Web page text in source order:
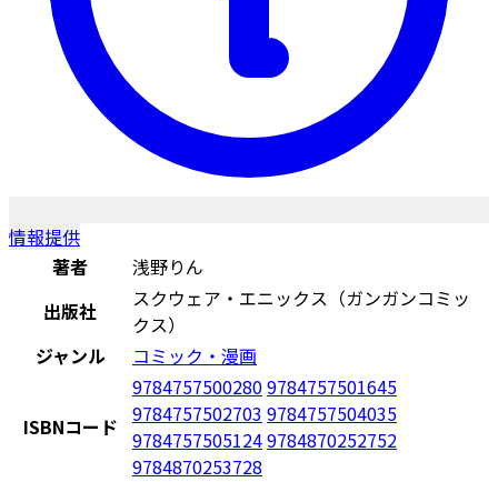
情報提供
著者
浅野りん
出版社
スクウェア・エニックス（ガンガンコミッ
クス）
ジャンル
コミック・漫画
ISBNコード
97847575002809784757501645
9784757502703 9784757504035
97847575051249784870252752
9784870253728